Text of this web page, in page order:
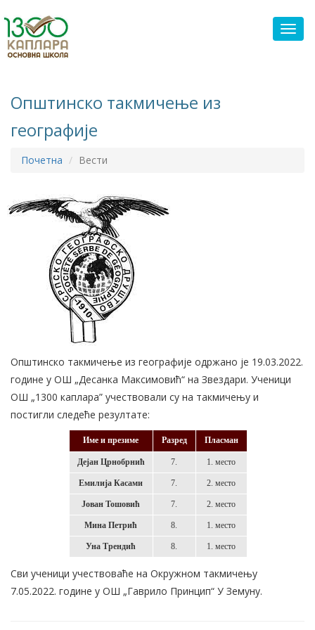
Општинско такмичење из
географије
Почетна Вести
Општинско такмичење из географије одржано је 19.03.2022.
године у ОШ „Десанка Максимовић“ на Звездари. Ученици
ОШ „1300 каплара” учествовали су на такмичењу и
постигли следеће резултате:
Име и презиме Разред Пласман
Дејан Црнобрнић 7. 1. место
Емилија Касами 7. 2. место
Јован Тошовић 7. 2. место
Мина Петрић 8. 1. место
Уна Трендић 8. 1. место
Сви ученици учествоваће на Окружном такмичењу
7.05.2022. године у ОШ „Гаврило Принцип“ У Земуну.